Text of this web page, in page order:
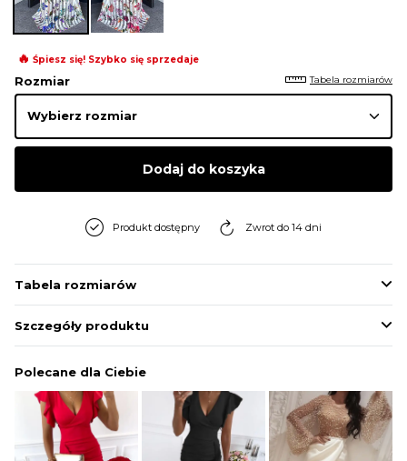
🔥 Śpiesz się! Szybko się sprzedaje
Rozmiar Tabela rozmiarów
Dodaj do koszyka
Produkt dostępny Zwrot do 14 dni
Tabela rozmiarów
Szczegóły produktu
Polecane dla Ciebie